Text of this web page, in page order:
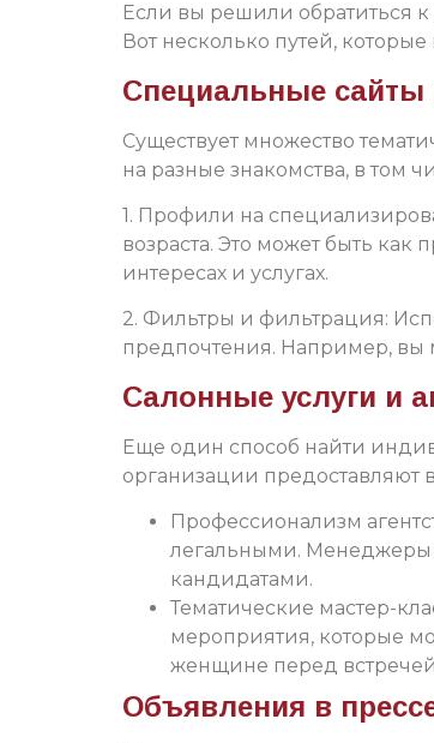
Если вы решили обратиться к
Вот несколько путей,
Специальные сайты
Существует множество
на разные знакомства, в том
1. Профили на
возраста. Это может быть
интересах и услугах.
2. Фильтры и фильтрация:
предпочтения. Например, вы
Салонные услуги и
Еще один способ найти
организации предоставляют
Профессионализм
легальными. Менеджеры
кандидатами.
Тематические мастер-
мероприятия, которые
женщине перед
Объявления в